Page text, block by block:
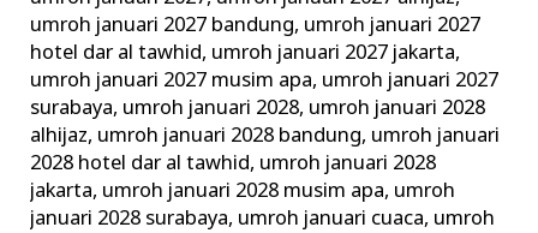
umroh januari 2027 bandung, umroh januari 2027
hotel dar al tawhid, umroh januari 2027 jakarta,
umroh januari 2027 musim apa, umroh januari 2027
surabaya, umroh januari 2028, umroh januari 2028
alhijaz, umroh januari 2028 bandung, umroh januari
2028 hotel dar al tawhid, umroh januari 2028
jakarta, umroh januari 2028 musim apa, umroh
januari 2028 surabaya, umroh januari cuaca, umroh